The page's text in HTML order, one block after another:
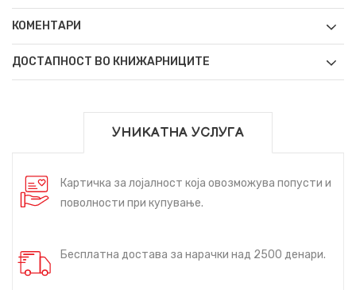
КОМЕНТАРИ
ДОСТАПНОСТ ВО КНИЖАРНИЦИТЕ
УНИКАТНА УСЛУГА
Картичка за лојалност која овозможува попусти и
поволности при купување.
Бесплатна достава за нарачки над 2500 денари.